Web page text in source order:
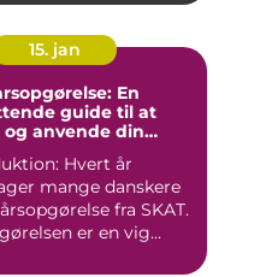
15. jan
En
guide til at
og anvende din
Hvert år
mange danskere
fra SKAT.
er en vig...